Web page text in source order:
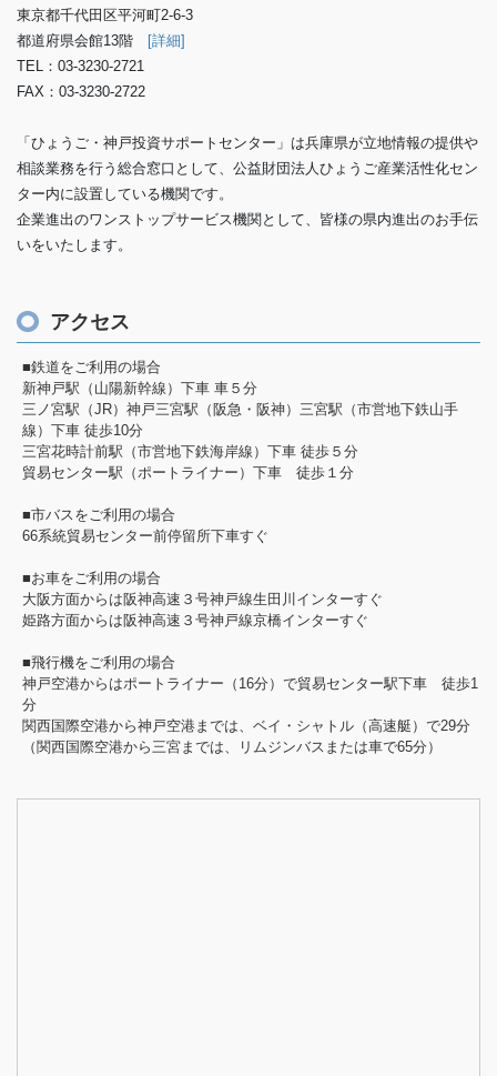
東京都千代田区平河町2-6-3
都道府県会館13階
[詳細]
TEL：03-3230-2721
FAX：03-3230-2722
「ひょうご・神戸投資サポートセンター」は兵庫県が立地情報の提供や
相談業務を行う総合窓口として、公益財団法人ひょうご産業活性化セン
ター内に設置している機関です。
企業進出のワンストップサービス機関として、皆様の県内進出のお手伝
いをいたします。
アクセス
■鉄道をご利用の場合
新神戸駅（山陽新幹線）下車 車５分
三ノ宮駅（JR）神戸三宮駅（阪急・阪神）三宮駅（市営地下鉄山手
線）下車 徒歩10分
三宮花時計前駅（市営地下鉄海岸線）下車 徒歩５分
貿易センター駅（ポートライナー）下車 徒歩１分
■市バスをご利用の場合
66系統貿易センター前停留所下車すぐ
■お車をご利用の場合
大阪方面からは阪神高速３号神戸線生田川インターすぐ
姫路方面からは阪神高速３号神戸線京橋インターすぐ
■飛行機をご利用の場合
神戸空港からはポートライナー（16分）で貿易センター駅下車 徒歩1
分
関西国際空港から神戸空港までは、ベイ・シャトル（高速艇）で29分
（関西国際空港から三宮までは、リムジンバスまたは車で65分）